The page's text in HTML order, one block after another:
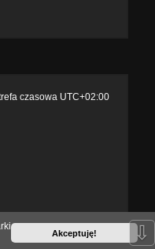
Akceptuję!
czasowa UTC+02:00
⇩